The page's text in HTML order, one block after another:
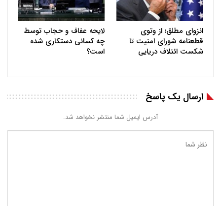
انزوای مطلق؛ از وتوی
قطعنامه شورای امنیت تا
شکست ائتلاف دریایی
لایحه عفاف و حجاب توسط
چه کسانی دستکاری شده
است؟
ارسال یک پاسخ
آدرس ایمیل شما منتشر نخواهد شد.